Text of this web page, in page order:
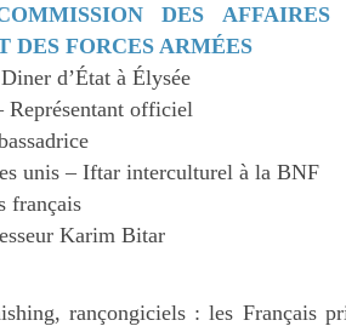
DES
DES FORCES ARMÉES
d’État à Élysée
Représentant officiel
unis – Iftar interculturel à la BNF
français
Karim Bitar
rançongiciels : les Français